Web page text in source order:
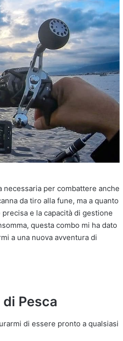
per combattere anche
da tiro alla fune, ma a quanto
e la capacità di gestione
questa combo mi ha dato
a una nuova avventura di
Pesca
di essere pronto a qualsiasi